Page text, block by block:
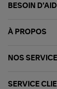
BESOIN
À PROPOS
NOS
SERVICE